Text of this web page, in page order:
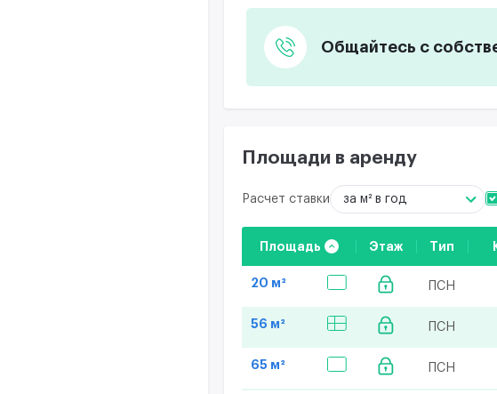
Общайтесь с
Площади в аренду
Расчет ставки за м² в год
Площадь Этаж Тип
20 м² ПСН
56 м² ПСН
65 м² ПСН